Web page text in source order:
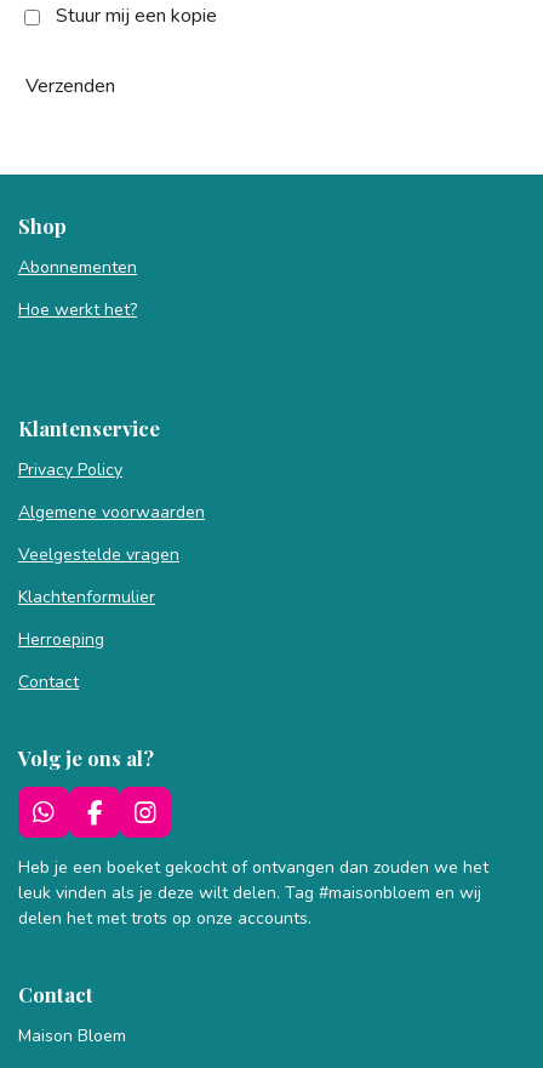
Stuur mij een kopie
Verzenden
Shop
Abonnementen
Hoe werkt het?
Klantenservice
Privacy Policy
Algemene voorwaarden
Veelgestelde vragen
Klachtenformulier
Herroeping
Contact
Volg je ons al?
W
h
a
t
s
F
a
c
e
b
I
n
s
t
a
Heb je een boeket gekocht of ontvangen dan zouden we het
leuk vinden als je deze wilt delen. Tag #maisonbloem en wij
delen het met trots op onze accounts.
Contact
Maison Bloem